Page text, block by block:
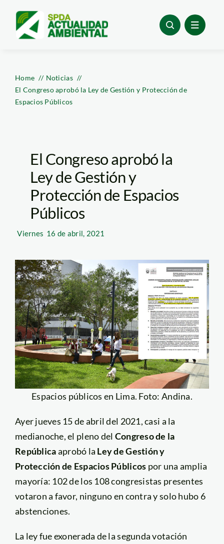
content
Home
Noticias
El Congreso aprobó la Ley de Gestión y Protección de
Espacios Públicos
El Congreso aprobó la
Ley de Gestión y
Protección de Espacios
Públicos
Viernes 16 de abril, 2021
Espacios públicos en Lima. Foto: Andina.
Ayer jueves 15 de abril del 2021, casi a la
medianoche, el pleno del Congreso de la
Repúblicaaprobó la Ley de Gestión y
Protección de Espacios Públicos por una amplia
mayoría: 102 de los 108 congresistas presentes
votaron a favor, ninguno en contra y solo hubo 6
abstenciones.
La ley fue exonerada de la segunda votación